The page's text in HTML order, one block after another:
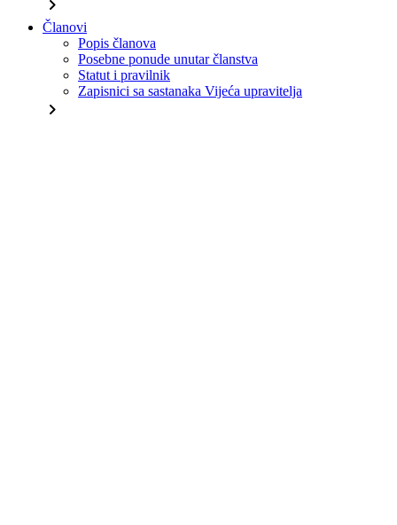
chevron_right
Članovi
Popis članova
Posebne ponude unutar članstva
Statut i pravilnik
Zapisnici sa sastanaka Vijeća upravitelja
chevron_right